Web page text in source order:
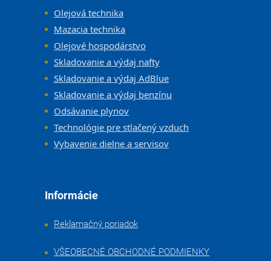
Olejová technika
Mazacia technika
Olejové hospodárstvo
Skladovanie a výdaj nafty
Skladovanie a výdaj AdBlue
Skladovanie a výdaj benzínu
Odsávanie plynov
Technológie pre stlačený vzduch
Vybavenie dielne a servisov
Informácie
Reklamačný poriadok
VŠEOBECNÉ OBCHODNÉ PODMIENKY